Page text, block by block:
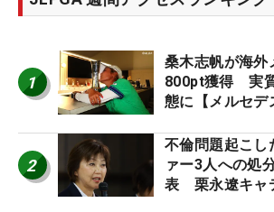
1
桑木志帆が海外
800pt獲得 実
態に【メルセデ
2
不倫問題起こし
ァー3人への処
表 栗永遼キャ